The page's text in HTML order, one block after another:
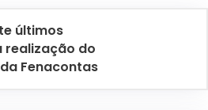
últimos
realização do
Fenacontas